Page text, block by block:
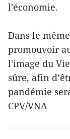
l'économie.
Dans le
promouvoir
l'image du
sûre, afin
pandémie
CPV/VNA